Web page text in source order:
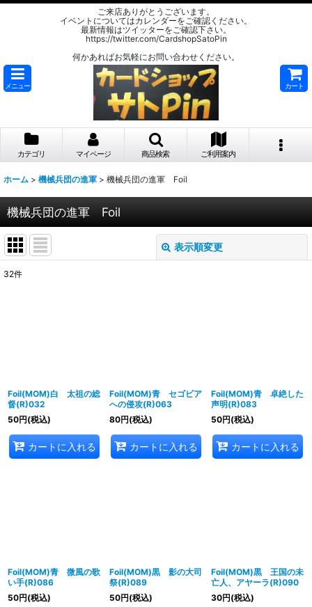
ご来店ありがとうございます。
イベントについてはカレンダーをご確認ください。
最新情報はツイッターをご確認下さい。
https://twitter.com/CardshopSatoPin
何かあればお気軽にお問い合わせください。
メニュー カート
カテゴリ マイページ 商品検索 ご利用案内
ホーム > 機械兵団の進軍 > 機械兵団の進軍 Foil
機械兵団の進軍 Foil
表示順変更
32件
Foil(MOM)白 太祖の総
督(R)032
50円(税込)
カートに入れる
Foil(MOM)青 セゴビア
への侵攻(R)063
80円(税込)
カートに入れる
Foil(MOM)青 卓絶した
声明(R)083
50円(税込)
カートに入れる
Foil(MOM)青 微風の歌
い手(R)086
50円(税込)
Foil(MOM)黒 影の大司
祭(R)089
50円(税込)
Foil(MOM)黒 王国の未
亡人、アヤーラ(R)090
30円(税込)